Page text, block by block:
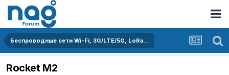
Беспроводные сети Wi-Fi, 3G/LTE/5G, LoRa...
Rocket M2